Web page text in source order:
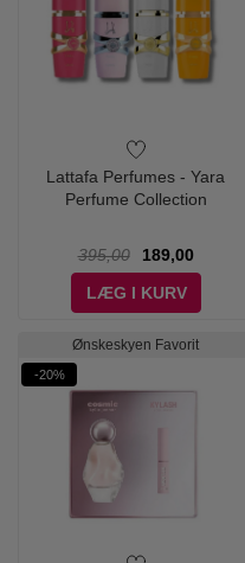
Lattafa Perfumes - Yara
Perfume Collection
395,00
189,00
LÆG I KURV
Ønskeskyen Favorit
-20%